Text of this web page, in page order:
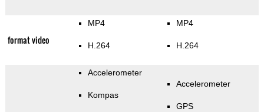
format video
MP4
H.264
MP4
H.264
Accelerometer
Kompas
Accelerometer
GPS